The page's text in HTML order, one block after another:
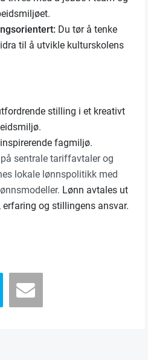
Du tør å tenke
til å utvikle kulturskolens
stilling i et kreativt
fagmiljø.
sentrale tariffavtaler og
lokale lønnspolitikk med
Lønn avtales ut
og stillingens ansvar.